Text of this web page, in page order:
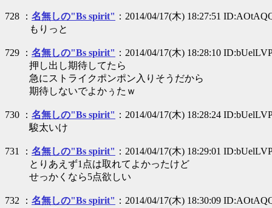
728 ： 名無しの"Bs spirit" ：2014/04/17(木) 18:27:51
もりっと
729 ： 名無しの"Bs spirit" ：2014/04/17(木) 18:28:10
押し出し期待してたら
急にストライクポンポン入りそうだから
期待しないでよかぅたｗ
730 ： 名無しの"Bs spirit" ：2014/04/17(木) 18:28:24
駿太いけ
731 ： 名無しの"Bs spirit" ：2014/04/17(木) 18:29:01
とりあえず1点は取れてよかったけど
せっかくなら5点欲しい
732 ： 名無しの"Bs spirit" ：2014/04/17(木) 18:30:09